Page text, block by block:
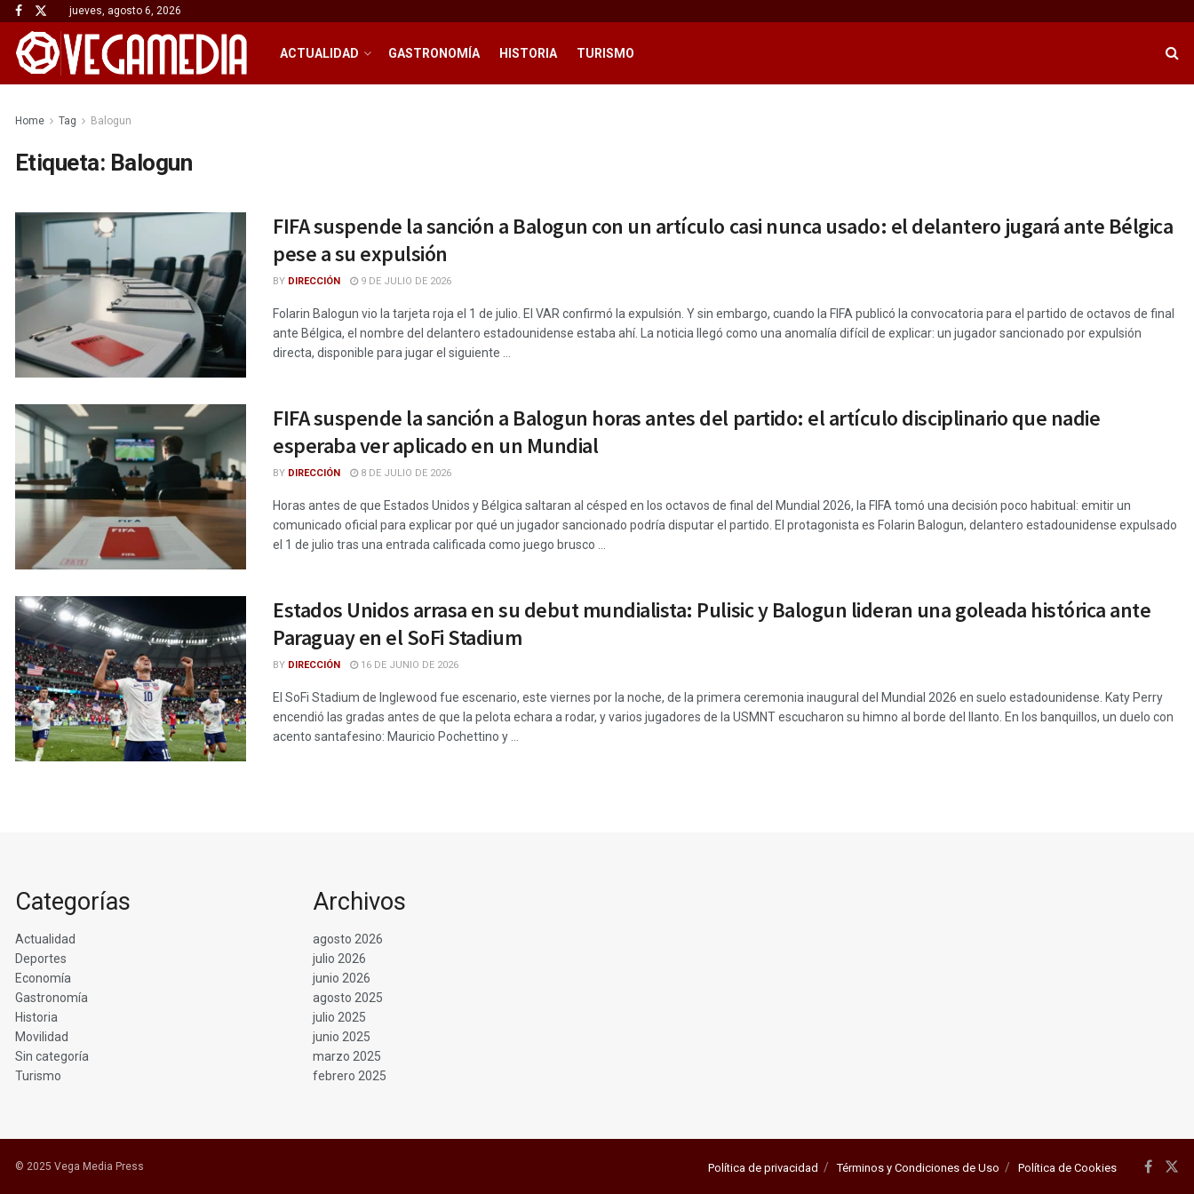
jueves, agosto 6, 2026
ACTUALIDAD GASTRONOMÍA HISTORIA TURISMO
Home Tag Balogun
Etiqueta: Balogun
FIFA suspende la sanción a Balogun con un artículo casi nunca usado: el delantero jugará ante Bélgica
pese a su expulsión
BY DIRECCIÓN 9 DE JULIO DE 2026
Folarin Balogun vio la tarjeta roja el 1 de julio. El VAR confirmó la expulsión. Y sin embargo, cuando la FIFA publicó la convocatoria para el partido de octavos de final
ante Bélgica, el nombre del delantero estadounidense estaba ahí. La noticia llegó como una anomalía difícil de explicar: un jugador sancionado por expulsión
directa, disponible para jugar el siguiente ...
FIFA suspende la sanción a Balogun horas antes del partido: el artículo disciplinario que nadie
esperaba ver aplicado en un Mundial
BY DIRECCIÓN 8 DE JULIO DE 2026
Horas antes de que Estados Unidos y Bélgica saltaran al césped en los octavos de final del Mundial 2026, la FIFA tomó una decisión poco habitual: emitir un
comunicado oficial para explicar por qué un jugador sancionado podría disputar el partido. El protagonista es Folarin Balogun, delantero estadounidense expulsado
el 1 de julio tras una entrada calificada como juego brusco ...
Estados Unidos arrasa en su debut mundialista: Pulisic y Balogun lideran una goleada histórica ante
Paraguay en el SoFi Stadium
BY DIRECCIÓN 16 DE JUNIO DE 2026
El SoFi Stadium de Inglewood fue escenario, este viernes por la noche, de la primera ceremonia inaugural del Mundial 2026 en suelo estadounidense. Katy Perry
encendió las gradas antes de que la pelota echara a rodar, y varios jugadores de la USMNT escucharon su himno al borde del llanto. En los banquillos, un duelo con
acento santafesino: Mauricio Pochettino y ...
Categorías
Actualidad
Deportes
Economía
Gastronomía
Historia
Movilidad
Sin categoría
Turismo
Archivos
agosto 2026
julio 2026
junio 2026
agosto 2025
julio 2025
junio 2025
marzo 2025
febrero 2025
Política de privacidad Términos y Condiciones de Uso Política de Cookies
© 2025 Vega Media Press